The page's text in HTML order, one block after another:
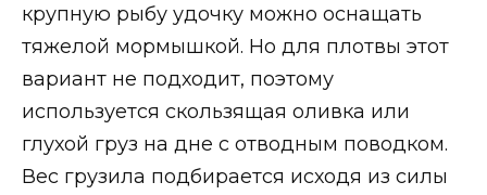
крупную рыбу удочку можно оснащать
тяжелой мормышкой. Но для плотвы этот
вариант не подходит, поэтому
используется скользящая оливка или
глухой груз на дне с отводным поводком.
Вес грузила подбирается исходя из силы